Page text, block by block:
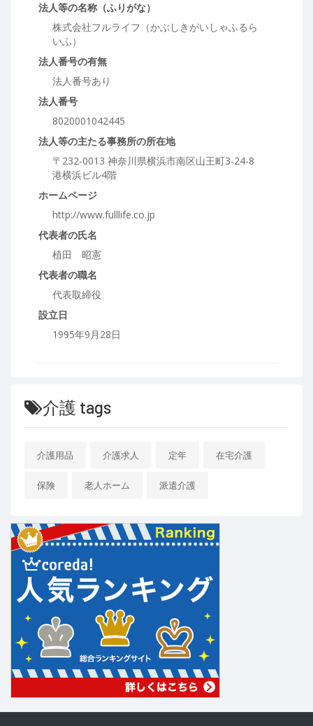
法人等の名称（ふりがな）
株式会社フルライフ（かぶしきがいしゃふるら
いふ）
法人番号の有無
法人番号あり
法人番号
8020001042445
法人等の主たる事務所の所在地
〒232-0013 神奈川県横浜市南区山王町3-24-8
港横浜ビル4階
ホームページ
http://www.fulllife.co.jp
代表者の氏名
植田 昭憲
代表者の職名
代表取締役
設立日
1995年9月28日
介護 tags
介護用品 介護求人 定年 在宅介護
保険 老人ホーム 派遣介護